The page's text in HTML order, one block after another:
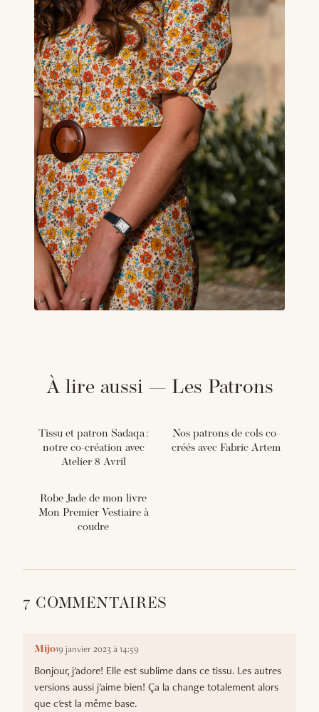
À lire aussi — Les Patrons
Tissu et patron Sadaqa :
notre co-création avec
Atelier 8 Avril
Nos patrons de cols co-
créés avec Fabric Artem
Robe Jade de mon livre
Mon Premier Vestiaire à
coudre
7 COMMENTAIRES
Mijo19 janvier 2023 à 14:59
Bonjour, j'adore! Elle est sublime dans ce tissu. Les autres
versions aussi j'aime bien! Ça la change totalement alors
que c'est la même base.